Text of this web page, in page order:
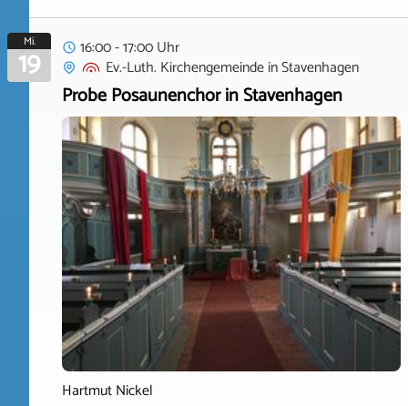
Mi.
19
16:00 - 17:00 Uhr
Ev.-Luth. KirchengemeindeinStavenhagen
Probe Posaunenchor in Stavenhagen
Hartmut Nickel